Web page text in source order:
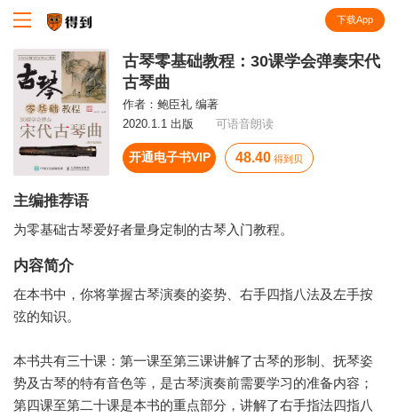
下载App
古琴零基础教程：30课学会弹奏宋代
古琴曲
作者： 鲍臣礼 编著
2020.1.1 出版
可语音朗读
开通电子书VIP 48.40 得到贝
主编推荐语
为零基础古琴爱好者量身定制的古琴入门教程。
内容简介
在本书中，你将掌握古琴演奏的姿势、右手四指八法及左手按
弦的知识。
本书共有三十课：第一课至第三课讲解了古琴的形制、抚琴姿
势及古琴的特有音色等，是古琴演奏前需要学习的准备内容；
第四课至第二十课是本书的重点部分，讲解了右手指法四指八